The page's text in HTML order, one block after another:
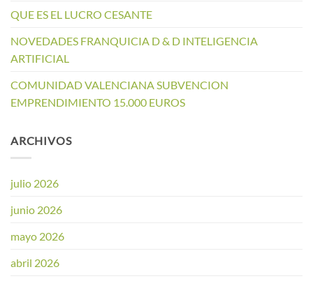
QUE ES EL LUCRO CESANTE
NOVEDADES FRANQUICIA D & D INTELIGENCIA
ARTIFICIAL
COMUNIDAD VALENCIANA SUBVENCION
EMPRENDIMIENTO 15.000 EUROS
ARCHIVOS
julio 2026
junio 2026
mayo 2026
abril 2026